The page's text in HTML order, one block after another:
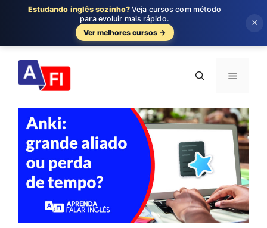
para
conteúdo
Menu
Estudando inglês sozinho? Veja cursos com método
para evoluir mais rápido.
Ver melhores cursos →
×